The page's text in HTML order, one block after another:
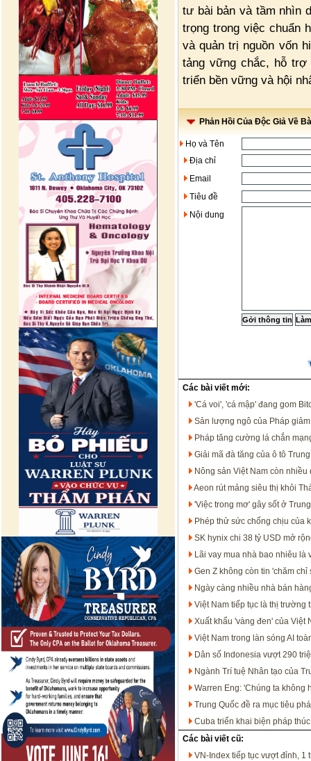
tư bài bản và tầm nhìn
trọng trong việc chuẩn
và quản trị nguồn vốn
tảng vững chắc, hỗ
triển bền vững và hội
Phản Hồi Của Độc Giả Về
Họ và Tên
Địa chỉ
Email
Tiêu đề
Nội dung
Các bài viết mới:
'Cá voi', 'cá mập' đang gom
Sản lượng ngô của Pháp
Pháp tăng cường lá chắn
Giải mã đà tăng của ô tô
Nông sản Việt Nam còn
Aeon rút mảng siêu thị khỏi
'Việc trong mơ' gây sốt ở
Phép thử sức chống chịu của
SK hynix chi 38 tỷ USD mở
Lãi vay mua nhà bao nhiêu
Gen Z không còn tin 'chăm chỉ
Ngày càng nhiều nhà bán
Việt Nam tiếp tục là thị trường
Xuất khẩu 'vàng đen' của Việt
Việt Nam trong làn sóng AI
Dân số Indonesia vượt 290
Ngành Trí tuệ Nhân tạo của
Warren Eng: 'Chúng ta không
Trung Quốc đề ra mục tiêu
Cuba triển khai biện pháp
Các bài viết cũ:
VN-Index tiếp tục vượt đỉnh, 1